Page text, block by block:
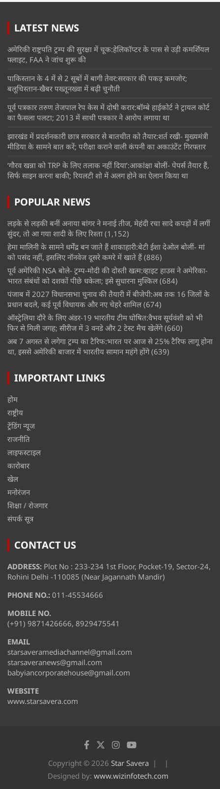
LATEST NEWS
अमेरिकी राष्ट्रपति ट्रम्प की सुरक्षा में चूक:हेलिकॉप्टर के पास से उड़ी कमर्शियल
फ्लाइट, FAA ने जांच शुरू की
पाकिस्तान के 4 में से 2 सूबों में बागी तेवर:सरकार की पकड़ कमजोर;
बलूचिस्तान-खैबर पख्तूनख्वा में बढ़ी चुनौती
पूर्व पत्रकार तरुण तेजपाल रेप केस में दोषी करार:बॉम्बे हाईकोर्ट ने ट्रायल कोर्ट
का फैसला पलटा; 2013 में साथी पत्रकार ने आरोप लगाया था
झारखंड में प्रदर्शनकारी छात्र सरकार से बातचीत को तैयार:शर्त रखी- मुख्यमंत्री
मीडिया के सामने बात करें; परीक्षा कराने वाली कंपनी का अकाउंटेंट गिरफ्तार
‘गौरव खन्ना को TRP के लिए तलाक नहीं दिया’:आकांक्षा बोलीं- पेपर्स तैयार हैं,
सिर्फ साइन करना बाकी; रियलटी शो में अलग होने का ऐलान किया था
POPULAR NEWS
लड़के से लड़की बनीं अनाया बांगर ने मनाई तीज, मेहंदी रचा सादे कपड़ों में लगीं
सुंदर, तो आ गया शादी के लिए रिश्ता (1,152)
हेमा मालिनी के सामने धर्मेंद्र बन जाते हैं शाकाहारी:बेटी ईशा देओल बोलीं- मां
को पसंद नहीं, इसलिए नॉनवेज दूसरे कमरे में खाते हैं (886)
पूर्व अमेरिकी NSA बोले- ट्रम्प-मोदी की दोस्ती खत्म:व्हाइट हाउस ने अमेरिका-
भारत संबंधों को दशकों पीछे धकेला; इसे सुधारना मुश्किल (684)
पंजाब में 2027 विधानसभा चुनाव की तैयारी में बीजेपी:अब तक 16 जिलों के
प्रधान बदले, कई पूर्व विधायक और नए चेहरे शामिल (674)
ऑस्ट्रेलिया दौरे के लिए अंडर-19 भारतीय टीम घोषित:वैभव सूर्यवंशी को भी
फिर से मिली जगह; सीरीज में 3 वनडे और 2 टेस्ट मैच खेलेंगे (660)
अब 7 अगस्त से लगेगा ट्रम्प का टैरिफ:भारत पर आज से 25% टैरिफ लागू होना
था, इससे अमेरिकी बाजार में भारतीय सामान महंगे होंगे (639)
IMPORTANT LINKS
होम
राष्ट्रीय
ट्रेंडिंग न्यूज
राजनीति
लाइफस्टाइल
कारोबार
खेल
मनोरंजन
शिक्षा / रोजगार
संपर्क सूत्र
CONTACT US
ADDRESS: Plot No : 233-234 1st Floor, Pocket-19, Sector-24,
Rohini Delhi -110085 (Near Jagannath Mandir)
PHONE NO.: 011-45534666
MOBILE NO.
(+91) 9871426666, 8929475541
EMAIL
starsaveramediachannel@gmail.com
starsaveranews@gmail.com
babyiancorporatehouse@gmail.com
WEBSITE
www.starsavera.com
Copyright © 2026 Star Savera
Designed by: www.wizinfotech.com